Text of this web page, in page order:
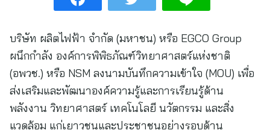
บริษัท ผลิตไฟฟ้า จำกัด (มหาชน) หรือ EGCO Group
ผนึกกำลัง องค์การพิพิธภัณฑ์วิทยาศาสตร์แห่งชาติ
(อพวช.) หรือ NSM ลงนามบันทึกความเข้าใจ (MOU) เพื่อ
ส่งเสริมและพัฒนาองค์ความรู้และการเรียนรู้ด้าน
พลังงาน วิทยาศาสตร์ เทคโนโลยี นวัตกรรม และสิ่ง
แวดล้อม แก่เยาวชนและประชาชนอย่างรอบด้าน